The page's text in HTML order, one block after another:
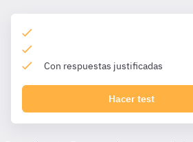
Con respuestas justificadas
Hacer test